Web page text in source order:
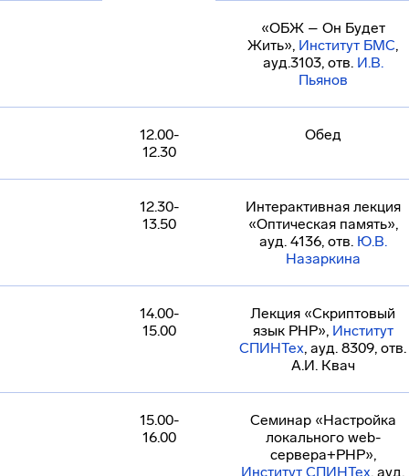
«ОБЖ – Он Будет
Жить», Институт БМС,
ауд.3103, отв. И.В.
Пьянов
12.00-
12.30
Обед
12.30-
13.50
Интерактивная лекция
«Оптическая память»,
ауд. 4136, отв. Ю.В.
Назаркина
14.00-
15.00
Лекция «Скриптовый
язык PHP», Институт
СПИНТех, ауд. 8309, отв.
А.И. Квач
15.00-
16.00
Семинар «Настройка
локального web-
сервера+PHP»,
Институт СПИНТех, ауд.